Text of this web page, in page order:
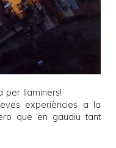
per llaminers!
experiències a la
que en gaudiu tant